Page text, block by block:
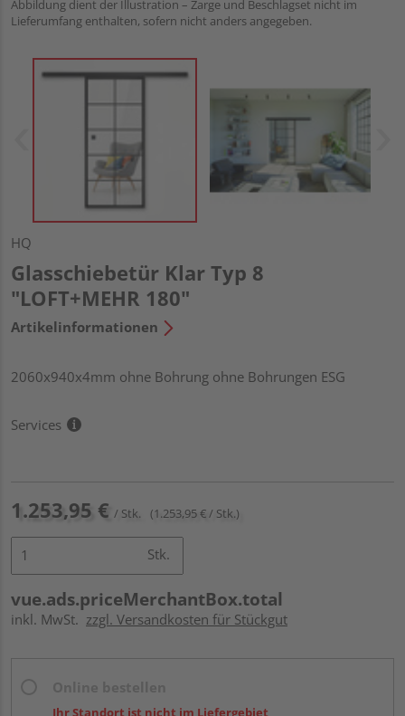
Abbildung dient der Illustration – Zarge und Beschlagset nicht im
Lieferumfang enthalten, sofern nicht anders angegeben.
HQ
Glasschiebetür Klar Typ 8
"LOFT+MEHR 180"
Artikelinformationen
2060x940x4mm ohne Bohrung ohne Bohrungen ESG
Services
1.253,95 € / Stk. (1.253,95 € / Stk.)
Stk.
vue.ads.priceMerchantBox.total
inkl. MwSt. zzgl. Versandkosten für Stückgut
Ihr Standort ist nicht im Liefergebiet